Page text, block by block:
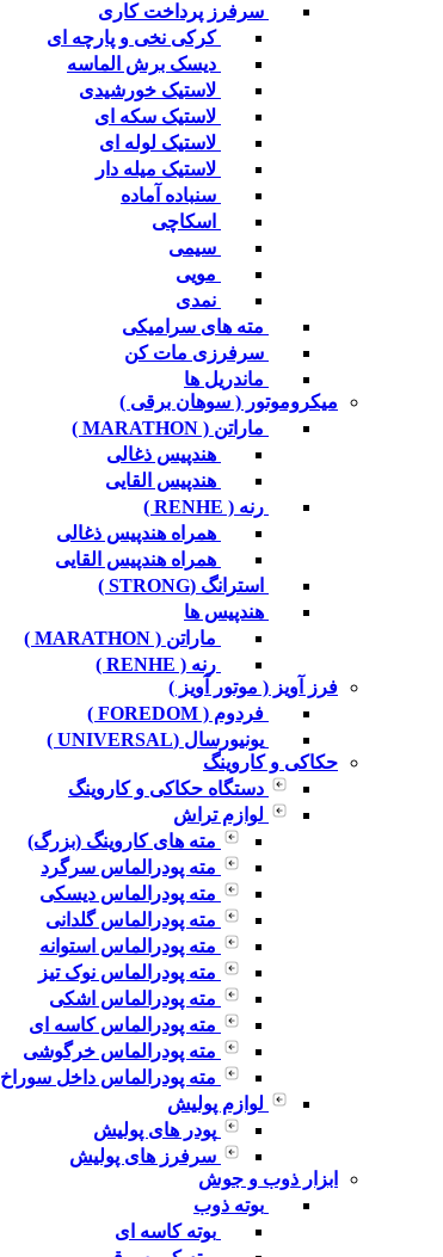
سرفرز پرداخت کاری
کرکی نخی و پارچه ای
دیسک برش الماسه
لاستیک خورشیدی
لاستیک سکه ای
لاستیک لوله ای
لاستیک میله دار
سنباده آماده
اسکاچی
سیمی
مویی
نمدی
مته های سرامیکی
سرفرزی مات کن
ماندریل ها
میکروموتور ( سوهان برقی )
ماراتن ( MARATHON )
هندپیس ذغالی
هندپیس القایی
رنه ( RENHE )
همراه هندپیس ذغالی
همراه هندپیس القایی
استرانگ (STRONG )
هندپیس ها
ماراتن ( MARATHON )
رنه ( RENHE )
فرز آویز ( موتور آویز )
فردوم ( FOREDOM )
یونیورسال (UNIVERSAL )
حکاکی و کاروینگ
دستگاه حکاکی و کاروینگ
لوازم تراش
مته های کاروینگ (بزرگ)
مته پودرالماس سرگرد
مته پودرالماس دیسکی
مته پودرالماس گلدانی
مته پودرالماس استوانه
مته پودرالماس نوک تیز
مته پودرالماس اشکی
مته پودرالماس کاسه ای
مته پودرالماس خرگوشی
مته پودرالماس داخل سوراخ
لوازم پولیش
پودر های پولیش
سرفرز های پولیش
ابزار ذوب و جوش
بوته ذوب
بوته کاسه ای